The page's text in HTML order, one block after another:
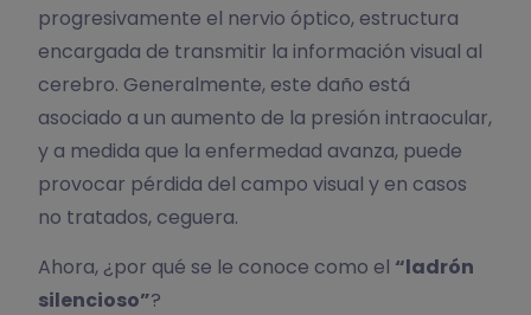
progresivamente el nervio óptico, estructura
encargada de transmitir la información visual al
cerebro. Generalmente, este daño está
asociado a un aumento de la presión intraocular,
y a medida que la enfermedad avanza, puede
provocar pérdida del campo visual y en casos
no tratados, ceguera.
Ahora, ¿por qué se le conoce como el “ladrón
silencioso”?